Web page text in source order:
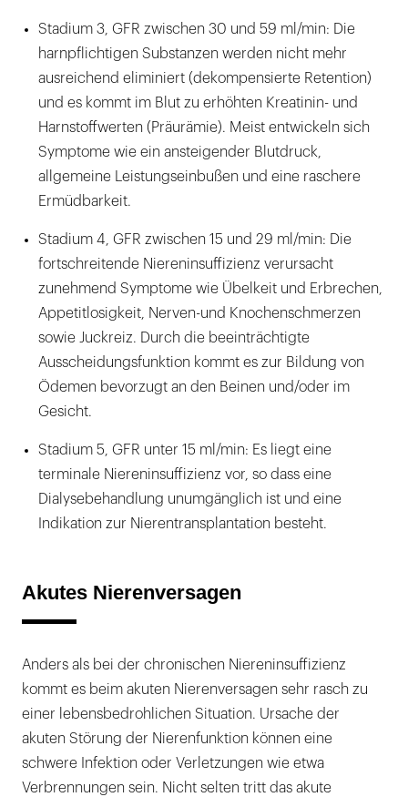
Stadium 3, GFR zwischen 30 und 59 ml/min: Die
harnpflichtigen Substanzen werden nicht mehr
ausreichend eliminiert (dekompensierte Retention)
und es kommt im Blut zu erhöhten Kreatinin- und
Harnstoffwerten (Präurämie). Meist entwickeln sich
Symptome wie ein ansteigender Blutdruck,
allgemeine Leistungseinbußen und eine raschere
Ermüdbarkeit.
Stadium 4, GFR zwischen 15 und 29 ml/min: Die
fortschreitende Niereninsuffizienz verursacht
zunehmend Symptome wie Übelkeit und Erbrechen,
Appetitlosigkeit, Nerven-und Knochenschmerzen
sowie Juckreiz. Durch die beeinträchtigte
Ausscheidungsfunktion kommt es zur Bildung von
Ödemen bevorzugt an den Beinen und/oder im
Gesicht.
Stadium 5, GFR unter 15 ml/min: Es liegt eine
terminale Niereninsuffizienz vor, so dass eine
Dialysebehandlung unumgänglich ist und eine
Indikation zur Nierentransplantation besteht.
Akutes Nierenversagen
Anders als bei der chronischen Niereninsuffizienz
kommt es beim akuten Nierenversagen sehr rasch zu
einer lebensbedrohlichen Situation. Ursache der
akuten Störung der Nierenfunktion können eine
schwere Infektion oder Verletzungen wie etwa
Verbrennungen sein. Nicht selten tritt das akute